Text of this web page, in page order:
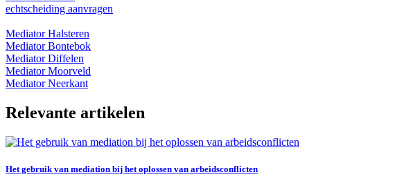
echtscheiding aanvragen
Mediator Halsteren
Mediator Bontebok
Mediator Diffelen
Mediator Moorveld
Mediator Neerkant
Relevante artikelen
Het gebruik van mediation bij het oplossen van arbeidsconflicten